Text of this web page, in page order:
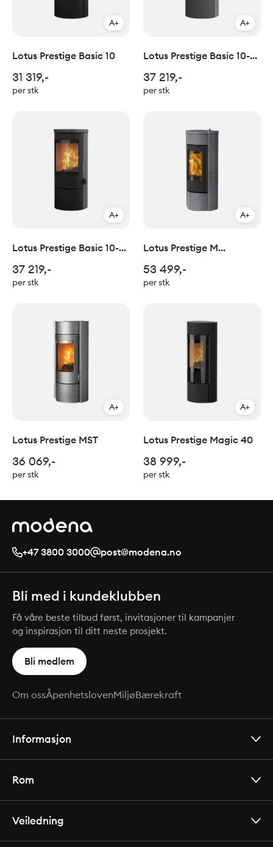
A+
Lotus Prestige Basic 10
31 319,-
per stk
A+
Lotus Prestige Basic 10-21
37 219,-
per stk
A+
Lotus Prestige Basic 10-23
37 219,-
per stk
A+
Lotus Prestige M
53 499,-
per stk
A+
Lotus Prestige MST
36 069,-
per stk
A+
Lotus Prestige Magic 40
38 999,-
per stk
+47 3800 3000 post@modena.no
Bli med i kundeklubben
Få våre beste tilbud først, invitasjoner til kampanjer
og inspirasjon til ditt neste prosjekt.
Bli medlem
Om ossÅpenhetslovenMiljøBærekraft
Informasjon
Rom
Veiledning